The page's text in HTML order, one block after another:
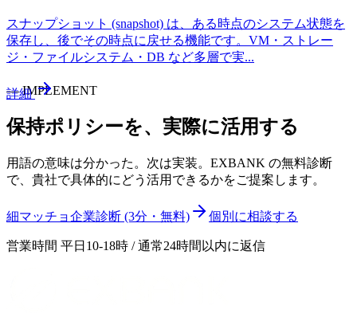
スナップショット (snapshot) は、ある時点のシステム状態を
保存し、後でその時点に戻せる機能です。VM・ストレー
ジ・ファイルシステム・DB など多層で実...
詳細
—IMPLEMENT
保持ポリシーを、実際に活用する
用語の意味は分かった。次は実装。EXBANK の無料診断
で、貴社で具体的にどう活用できるかをご提案します。
細マッチョ企業診断 (3分・無料) 個別に相談する
営業時間 平日10-18時 / 通常24時間以内に返信